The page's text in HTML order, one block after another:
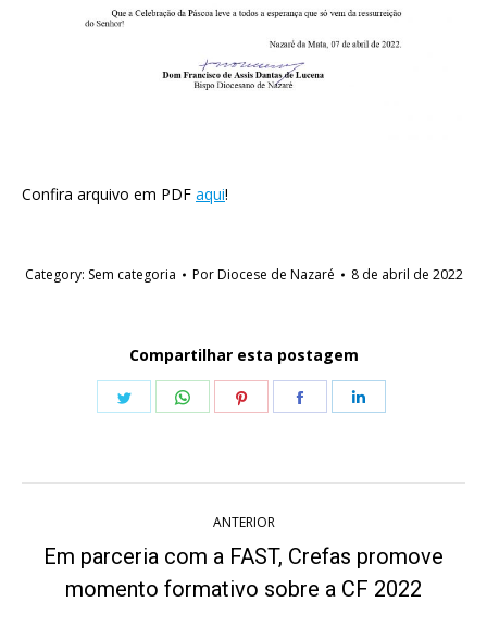
Confira arquivo em PDF aqui!
Category: Sem categoria PorDiocese de Nazaré 8 de abril de 2022
Compartilhar esta postagem
Share
Share
Share
Share
de
post:
ANTERIOR
Post
anterior:
Em parceria com a FAST, Crefas promove
momento formativo sobre a CF 2022